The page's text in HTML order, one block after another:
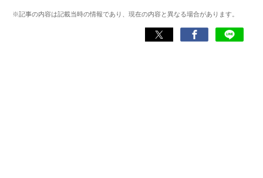
くして面白さを引き出し、人々に伝えるためゲームライタ
※記事の内容は記載当時の情報であり、現在の内容と異なる場合があります。